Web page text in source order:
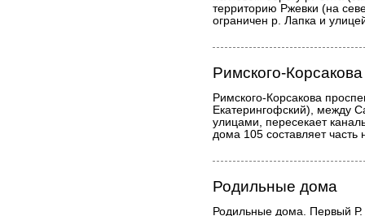
территорию Ржевки (на
ограничен р. Лапка и
Римского-
Римского-Корсакова
Екатерингофский), между
улицами, пересекает
дома 105 составляет
Родильные дома
Родильные дома. Первый Р.